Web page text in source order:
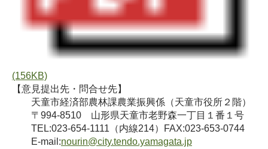
(156KB)
【意見提出先・問合せ先】
天童市経済部農林課農業振興係（天童市役所２階）
〒994-8510 山形県天童市老野森一丁目１番１号
TEL:023-654-1111（内線214）FAX:023-653-0744
E-mail:nourin@city.tendo.yamagata.jp